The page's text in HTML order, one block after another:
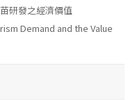
研發之經濟價值
Demand and the Value